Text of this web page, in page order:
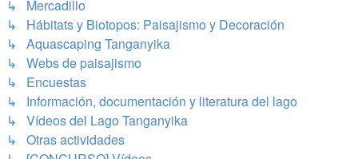
↳ Mercadillo
↳ Hábitats y Biotopos: Paisajismo y Decoración
↳ Aquascaping Tanganyika
↳ Webs de paisajismo
↳ Encuestas
↳ Información, documentación y literatura del lago
↳ Vídeos del Lago Tanganyika
↳ Otras actividades